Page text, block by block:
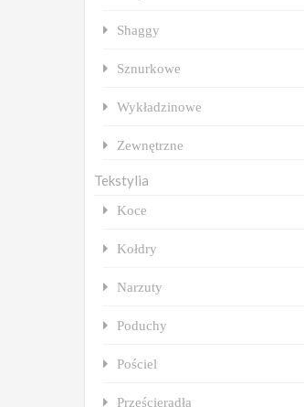
Shaggy
Sznurkowe
Wykładzinowe
Zewnętrzne
Tekstylia
Koce
Kołdry
Narzuty
Poduchy
Pościel
Prześcieradła